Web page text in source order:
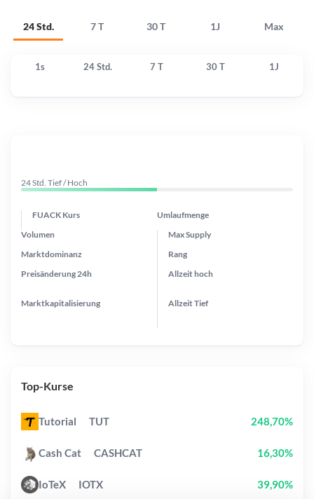
24 Std. 7 T 30 T 1J Max
1s 24 Std. 7 T 30 T 1J
24 Std. Tief / Hoch
FUACK Kurs Umlaufmenge
Preisänderung 24h
Max Supply
Marktdominanz
Marktkapitalisierung
Volumen
Rang
Allzeithoch
AllzeitTief
Top-Kurse
Tutorial TUT 248,70%
Cash Cat CASHCAT 16,30%
IoTeX IOTX 39,90%